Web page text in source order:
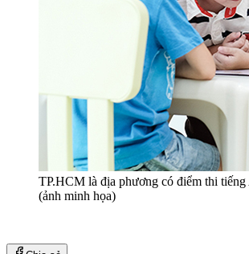
TP.HCM là địa phương có điểm thi tiếng
(ảnh minh họa)